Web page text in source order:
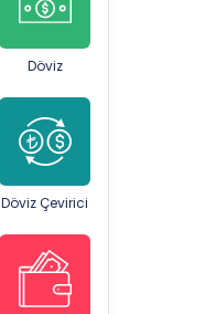
Döviz
Döviz Çevirici